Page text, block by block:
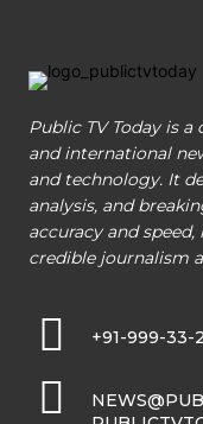
Public TV Today is
and international
and technology. It
analysis, and
accuracy and
credible journalism
+91-999-33-